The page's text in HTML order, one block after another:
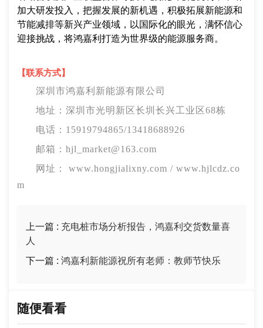
加大研发投入，把握发展的新机遇，积极拓展新能源和
节能减排等新兴产业领域，以国际化的眼光，满怀信心
迎接挑战，将鸿嘉利打造为世界级的能源服务商。
【联系方式】
深圳市鸿嘉利新能源有限公司
地址：深圳市光明新区长圳长兴工业区68栋
电话：15919794865/13418688926
邮箱：hjl_market@163.com
网址： www.hongjialixny.com / www.hjlcdz.co
m
上一篇 : 充电桩市场分析报告，鸿嘉利交货数量喜
人
下一篇 : 鸿嘉利新能源祝所有老师：教师节快乐
随便看看